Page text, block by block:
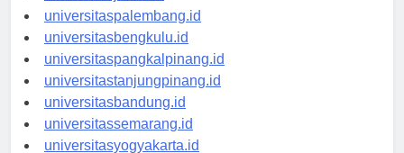
universitasjambi.id
universitaspalembang.id
universitasbengkulu.id
universitaspangkalpinang.id
universitastanjungpinang.id
universitasbandung.id
universitassemarang.id